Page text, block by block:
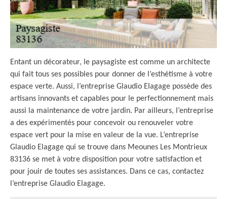
Entant un décorateur, le paysagiste est comme un architecte
qui fait tous ses possibles pour donner de l’esthétisme à votre
espace verte. Aussi, l’entreprise Glaudio Elagage possède des
artisans innovants et capables pour le perfectionnement mais
aussi la maintenance de votre jardin. Par ailleurs, l’entreprise
a des expérimentés pour concevoir ou renouveler votre
espace vert pour la mise en valeur de la vue. L’entreprise
Glaudio Elagage qui se trouve dans Meounes Les Montrieux
83136 se met à votre disposition pour votre satisfaction et
pour jouir de toutes ses assistances. Dans ce cas, contactez
l’entreprise Glaudio Elagage.